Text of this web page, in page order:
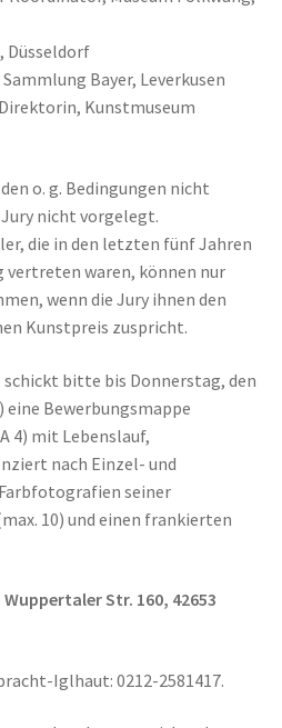
Düsseldorf
Bayer, Leverkusen
Kunstmuseum
o. g. Bedingungen nicht
nicht vorgelegt.
die in den letzten fünf Jahren
vertreten waren, können nur
wenn die Jury ihnen den
Kunstpreis zuspricht.
bitte bis Donnerstag, den
eine Bewerbungsmappe
4) mit Lebenslauf,
nach Einzel- und
seiner
10) und einen frankierten
Str. 160, 42653
Iglhaut: 0212-2581417.